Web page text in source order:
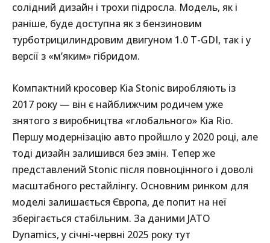
солідний дизайн і трохи підросла. Модель, як і
раніше, буде доступна як з бензиновим
турботрицилиндровим двигуном 1.0 T-GDI, так і у
версії з «м’яким» гібридом.
Компактний кросовер Kia Stonic виробляють із
2017 року — він є найближчим родичем уже
знятого з виробництва «глобального» Kia Rio.
Першу модернізацію авто пройшло у 2020 році, але
тоді дизайн залишився без змін. Тепер же
представлений Stonic після повноцінного і доволі
масштабного рестайлінгу. Основним ринком для
моделі залишається Європа, де попит на неї
зберігається стабільним. За даними JATO
Dynamics, у січні-червні 2025 року тут